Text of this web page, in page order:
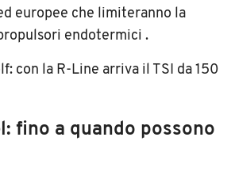
europee che limiteranno la
endotermici .
fino a quando possono